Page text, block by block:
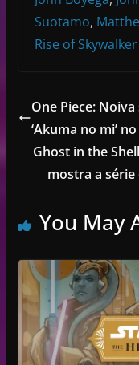
Suotamo,
Rise of Skywalker
One Piece:
‘Akuma no mi’
Ghost in the
mostra a
You May